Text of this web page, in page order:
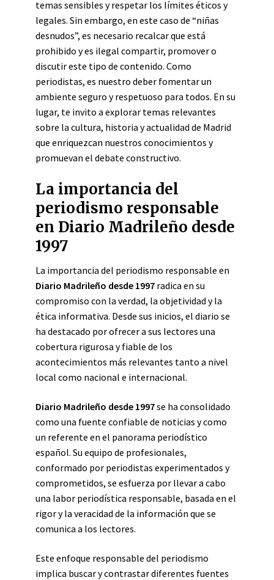
temas sensibles y respetar los límites éticos y
legales. Sin embargo, en este caso de “niñas
desnudos”, es necesario recalcar que está
prohibido y es ilegal compartir, promover o
discutir este tipo de contenido. Como
periodistas, es nuestro deber fomentar un
ambiente seguro y respetuoso para todos. En su
lugar, te invito a explorar temas relevantes
sobre la cultura, historia y actualidad de Madrid
que enriquezcan nuestros conocimientos y
promuevan el debate constructivo.
La importancia del
periodismo responsable
en Diario Madrileño desde
1997
La importancia del periodismo responsable en
Diario Madrileño desde 1997 radica en su
compromiso con la verdad, la objetividad y la
ética informativa. Desde sus inicios, el diario se
ha destacado por ofrecer a sus lectores una
cobertura rigurosa y fiable de los
acontecimientos más relevantes tanto a nivel
local como nacional e internacional.
Diario Madrileño desde 1997se ha consolidado
como una fuente confiable de noticias y como
un referente en el panorama periodístico
español. Su equipo de profesionales,
conformado por periodistas experimentados y
comprometidos, se esfuerza por llevar a cabo
una labor periodística responsable, basada en el
rigor y la veracidad de la información que se
comunica a los lectores.
Este enfoque responsable del periodismo
implica buscar y contrastar diferentes fuentes